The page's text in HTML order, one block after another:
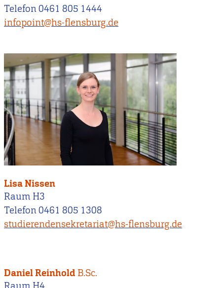
Telefon 0461 805 1444
infopoint@hs-flensburg.de
Lisa Nissen
Raum H3
Telefon 0461 805 1308
studierendensekretariat@hs-flensburg.de
Daniel Reinhold B.Sc.